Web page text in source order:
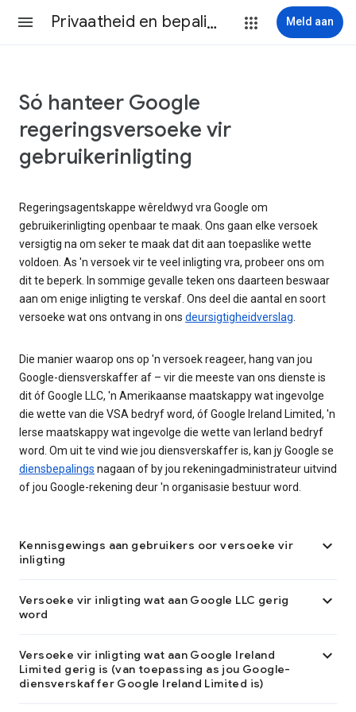
Privaatheid en bepalings Meld aan
Só hanteer Google
regeringsversoeke vir
gebruikerinligting
Regeringsagentskappe wêreldwyd vra Google om
gebruikerinligting openbaar te maak. Ons gaan elke versoek
versigtig na om seker te maak dat dit aan toepaslike wette
voldoen. As 'n versoek vir te veel inligting vra, probeer ons om
dit te beperk. In sommige gevalle teken ons daarteen beswaar
aan om enige inligting te verskaf. Ons deel die aantal en soort
versoeke wat ons ontvang in ons deursigtigheidverslag
Die manier waarop ons op 'n versoek reageer, hang van jou
Google-diensverskaffer af – vir die meeste van ons dienste is
dit óf Google LLC, 'n Amerikaanse maatskappy wat ingevolge
die wette van die VSA bedryf word, óf Google Ireland Limited, 'n
Ierse maatskappy wat ingevolge die wette van Ierland bedryf
word. Om uit te vind wie jou diensverskaffer is, kan jy Google se
diensbepalings nagaan of by jou rekeningadministrateur uitvind
of jou Google-rekening deur 'n organisasie bestuur word.
Kennisgewings aan gebruikers oor versoeke vir
inligting

Versoeke vir inligting wat aan Google LLC gerig
word

Versoeke vir inligting wat aan Google Ireland
Limited gerig is (van toepassing as jou Google-
diensverskaffer Google Ireland Limited is)
